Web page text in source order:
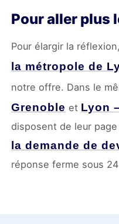
Pour aller plus
Pour élargir la
la métropole de
notre offre. Dans le
Grenoble et Lyon
disposent de leur
la demande de
réponse ferme sous